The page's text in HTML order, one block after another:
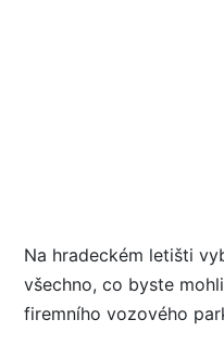
Na hradeckém letišti
všechno, co byste
firemního vozového